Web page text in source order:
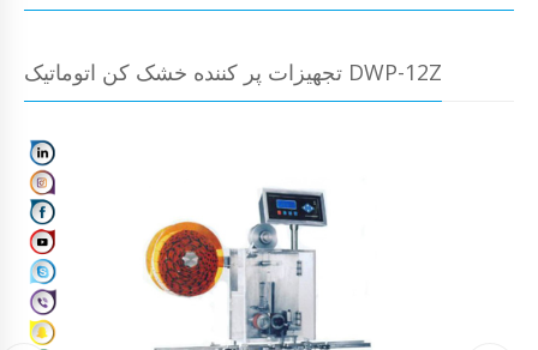
تجهیزات پر کننده خشک کن اتوماتیک DWP-12Z